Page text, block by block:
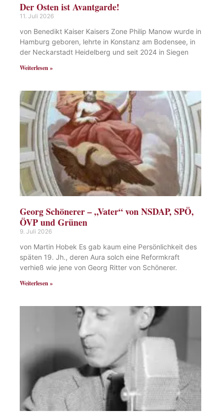
Der Osten ist Avantgarde!
11. Juli 2026
von Benedikt Kaiser Kaisers Zone Philip Manow wurde in
Hamburg geboren, lehrte in Konstanz am Bodensee, in
der Neckarstadt Heidelberg und seit 2024 in Siegen
Weiterlesen »
Georg Schönerer – „Vater“ von NSDAP, SPÖ,
ÖVP und Grünen
9. Juli 2026
von Martin Hobek Es gab kaum eine Persönlichkeit des
späten 19. Jh., deren Aura solch eine Reformkraft
verhieß wie jene von Georg Ritter von Schönerer.
Weiterlesen »